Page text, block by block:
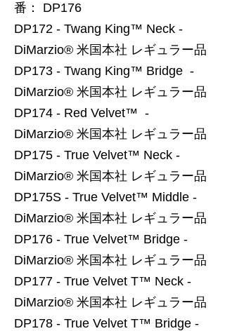
番： DP176
DP172 - Twang King™ Neck -
DiMarzio® 米国本社 レギュラー品
DP173 - Twang King™ Bridge -
DiMarzio® 米国本社 レギュラー品
DP174 - Red Velvet™ -
DiMarzio® 米国本社 レギュラー品
DP175 - True Velvet™ Neck -
DiMarzio® 米国本社 レギュラー品
DP175S - True Velvet™ Middle -
DiMarzio® 米国本社 レギュラー品
DP176 - True Velvet™ Bridge -
DiMarzio® 米国本社 レギュラー品
DP177 - True Velvet T™ Neck -
DiMarzio® 米国本社 レギュラー品
DP178 - True Velvet T™ Bridge -